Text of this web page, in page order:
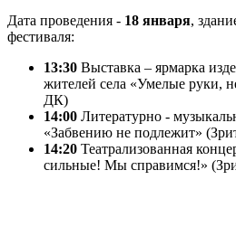
Дата проведения - 18 января,
фестиваля:
13:30 Выставка – ярмарка
жителей села «Умелые руки,
ДК)
14:00 Литературно -
«Забвению не подлежит»
14:20 Театрализованная
сильные! Мы справимся!»